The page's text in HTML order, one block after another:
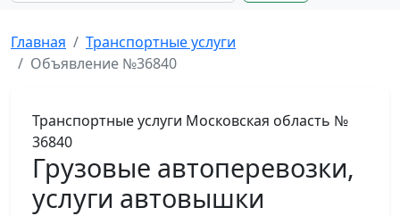
Главная
Транспортные услуги
Объявление №36840
Транспортные услуги Московская область №
36840
Грузовые автоперевозки,
услуги автовышки